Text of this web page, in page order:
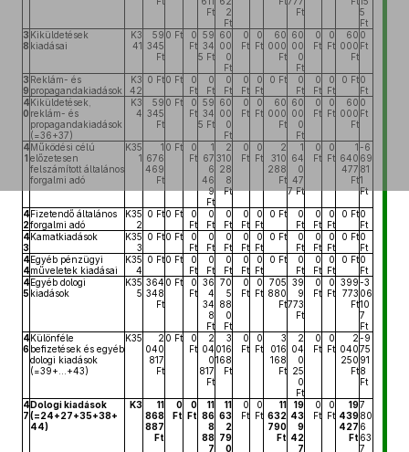
Ft
2
Ft
Ft
5
Ft
3
8
Kiküldetések
kiadásai
K3
41
59
345
Ft
0 Ft
0
Ft
59
34
5 Ft
60
00
0
Ft
0
Ft
0
Ft
60
000
Ft
60
00
0
Ft
0
Ft
0
Ft
60
000
Ft
0
Ft
3
9
Reklám- és
propagandakiadások
K3
42
0 Ft0 Ft
0
Ft
0
Ft
0
Ft
0
Ft
0
Ft
0 Ft
0
Ft
0
Ft
0
Ft
0 Ft0
Ft
4
0
Kiküldetések,
reklám- és
propagandakiadások
(=36+37)
K3
4
59
345
Ft
0 Ft
0
Ft
59
34
5 Ft
60
00
0
Ft
0
Ft
0
Ft
60
000
Ft
60
00
0
Ft
0
Ft
0
Ft
60
000
Ft
0
Ft
4
1
Működési célú
előzetesen
felszámított általános
forgalmi adó
K35
1
1
676
469
Ft
0 Ft
0
Ft
1
67
6
46
9
Ft
2
310
28
8
Ft
0
Ft
0
Ft
2
310
288
Ft
1
64
0
47
7 Ft
0
Ft
0
Ft
1
640
477
Ft
-6
69
81
1
Ft
4
2
Fizetendő általános
forgalmi adó
K35
2
0 Ft0 Ft
0
Ft
0
Ft
0
Ft
0
Ft
0
Ft
0 Ft
0
Ft
0
Ft
0
Ft
0 Ft0
Ft
4
3
Kamatkiadások
K35
3
0 Ft0 Ft
0
Ft
0
Ft
0
Ft
0
Ft
0
Ft
0 Ft
0
Ft
0
Ft
0
Ft
0 Ft0
Ft
4
4
Egyéb pénzügyi
műveletek kiadásai
K35
4
0 Ft0 Ft
0
Ft
0
Ft
0
Ft
0
Ft
0
Ft
0 Ft
0
Ft
0
Ft
0
Ft
0 Ft0
Ft
4
5
Egyéb dologi
kiadások
K35
5
364
348
Ft
0 Ft
0
Ft
36
4
34
8
Ft
70
5
88
0
Ft
0
Ft
0
Ft
705
880
Ft
39
9
773
Ft
0
Ft
0
Ft
399
773
Ft
-3
06
10
7
Ft
4
6
Különféle
befizetések és egyéb
dologi kiadások
(=39+...+43)
K35
2
040
817
Ft
0 Ft
0
Ft
2
04
0
817
Ft
3
016
168
Ft
0
Ft
0
Ft
3
016
168
Ft
2
04
0
25
0
Ft
0
Ft
0
Ft
2
040
250
Ft
-9
75
91
8
Ft
4
7
Dologi kiadások
(=24+27+35+38+
44)
K3
11
868
887
Ft
0
Ft
0
Ft
11
86
8
88
7
11
63
2
79
0
0
Ft
0
Ft
11
632
790
Ft
19
43
9
42
7
0
Ft
0
Ft
19
439
427
Ft
7
80
6
63
7